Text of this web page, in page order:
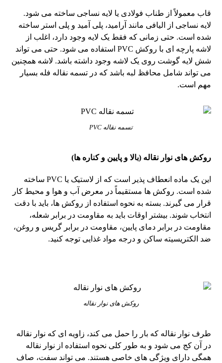
قاب معمولاً از طناب فولادی یا لایه نساجی ساخته می شود.
لایه نساجی از الیافی مانند آرامید، پلی آمید و پلی استر ساخته
شده است. حتی زمانی که فقط یک لایه وجود دارد، اغلب از
لاشه پارچه ای با روکش PVC استفاده می شود. حتی می تواند
شش لایه گوشت روی یک لاشه وجود داشته باشد. لاشه همچنین
می تواند شامل محافظ لبه باشد که در تسمه نقاله فله بسیار
مهم است.
تسمه نقاله PVC
روکش های نوار نقاله (بالا و پایین و کناره ها)
این یک ماده انعطاف پذیر است که از لاستیک یا PVC ساخته
شده است. روکش ها مستقیماً در معرض آب و هوا و محیط کار
قرار می گیرند. بسته به نحوه استفاده از روکش ها، باید با دقت
انتخاب شوند. بیشتر اوقات باید به مقاومت در برابر شعله،
مقاومت در برابر دمای پایین، مقاومت در برابر گریس و روغن،
ضد الکتریسیته ساکن و درجه مواد غذایی توجه کنید.
روکش های نوار نقاله
طرف نوار نقاله که بار را حمل می کند، زاویه ای که نوار نقاله
در آن کج می شود و به طور کلی نحوه استفاده از نوار نقاله
همگی دارای ویژگی های خاصی هستند. می تواند سفت، صاف